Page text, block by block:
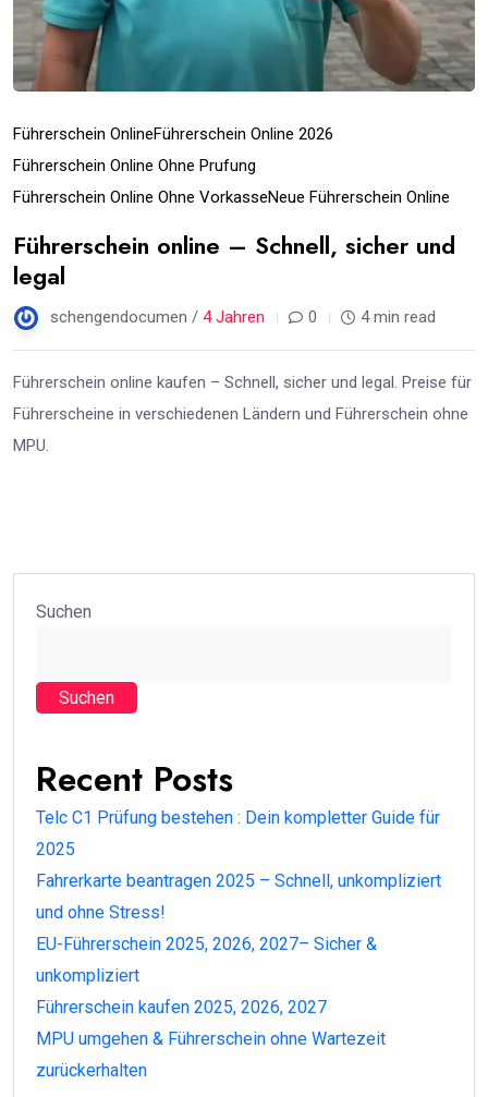
Führerschein OnlineFührerschein Online 2026
Führerschein Online Ohne Prufung
Führerschein Online Ohne VorkasseNeue Führerschein Online
Führerschein online – Schnell, sicher und
legal
schengendocumen / 4 Jahren 0 4 min read
Führerschein online kaufen – Schnell, sicher und legal. Preise für
Führerscheine in verschiedenen Ländern und Führerschein ohne
MPU.
Suchen
Suchen
Recent Posts
Telc C1 Prüfung bestehen : Dein kompletter Guide für
2025
Fahrerkarte beantragen 2025 – Schnell, unkompliziert
und ohne Stress!
EU-Führerschein 2025, 2026, 2027– Sicher &
unkompliziert
Führerschein kaufen 2025, 2026, 2027
MPU umgehen & Führerschein ohne Wartezeit
zurückerhalten